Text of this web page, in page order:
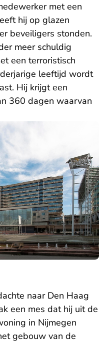
met een
hij op glazen
beveiligers stonden.
meer schuldig
een terroristisch
leeftijd wordt
Hij krijgt een
360 dagen waarvan
naar Den Haag
een mes dat hij uit de
in Nijmegen
gebouw van de